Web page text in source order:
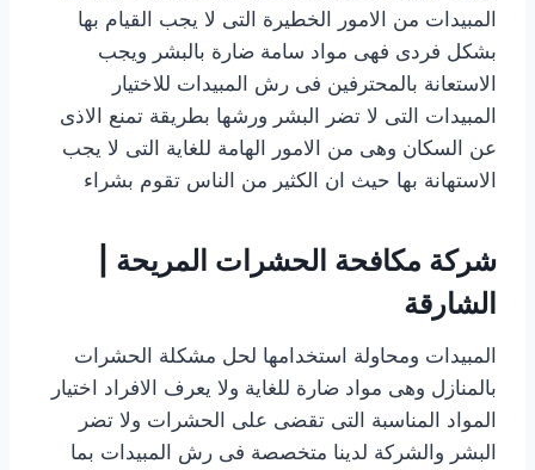
المبيدات من الامور الخطيرة التى لا يجب القيام بها
بشكل فردى فهى مواد سامة ضارة بالبشر ويجب
الاستعانة بالمحترفين فى رش المبيدات للاختيار
المبيدات التى لا تضر البشر ورشها بطريقة تمنع الاذى
عن السكان وهى من الامور الهامة للغاية التى لا يجب
الاستهانة بها حيث ان الكثير من الناس تقوم بشراء
شركة مكافحة الحشرات المريحة |
الشارقة
المبيدات ومحاولة استخدامها لحل مشكلة الحشرات
بالمنازل وهى مواد ضارة للغاية ولا يعرف الافراد اختيار
المواد المناسبة التى تقضى على الحشرات ولا تضر
البشر والشركة لدينا متخصصة فى رش المبيدات بما